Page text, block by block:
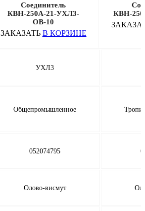
Соединитель
КВН-250А-21-УХЛ3-
ОВ-10
ЗАКАЗАТЬ В КОРЗИНЕ
КВН-
УХЛ3
Общепромышленное
052074795
Олово-висмут